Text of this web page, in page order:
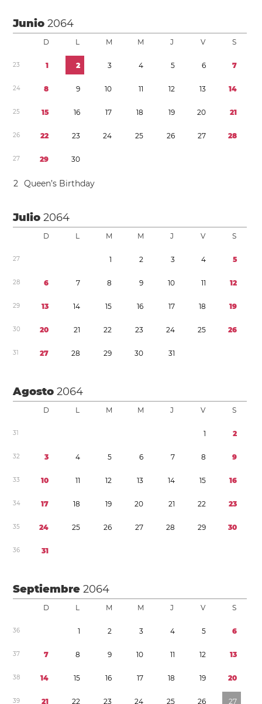
Junio2064
D L M M J V S
23 1 2 3 4 5 6 7
24 8 9 10 11 12 13 14
25 15 16 17 18 19 20 21
26 22 23 24 25 26 27 28
27 29 30
2 Queen’s Birthday
Julio2064
D L M M J V S
27 1 2 3 4 5
28 6 7 8 9 10 11 12
29 13 14 15 16 17 18 19
30 20 21 22 23 24 25 26
31 27 28 29 30 31
Agosto2064
D L M M J V S
31 1 2
32 3 4 5 6 7 8 9
33 10 11 12 13 14 15 16
34 17 18 19 20 21 22 23
35 24 25 26 27 28 29 30
36 31
Septiembre2064
D L M M J V S
36 1 2 3 4 5 6
37 7 8 9 10 11 12 13
38 14 15 16 17 18 19 20
39 21 22 23 24 25 26 27